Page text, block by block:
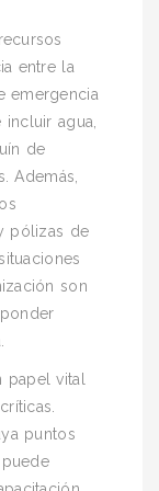
entre la
emergencia
incluir agua,
de
Además,
pólizas de
son
papel vital
puntos